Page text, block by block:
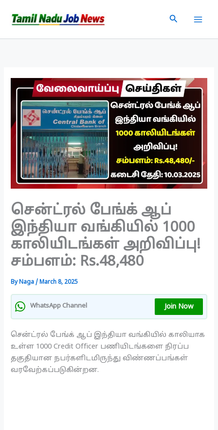
Search
சென்ட்ரல் பேங்க் ஆப்
இந்தியா வங்கியில் 1000
காலியிடங்கள் அறிவிப்பு!
சம்பளம்: Rs.48,480
ByNaga/March 8, 2025
WhatsApp Channel Join Now
சென்ட்ரல் பேங்க் ஆப் இந்தியா வங்கியில் காலியாக
உள்ள 1000 Credit Officer பணியிடங்களை நிரப்ப
தகுதியான நபர்களிடமிருந்து விண்ணப்பங்கள்
வரவேற்கப்படுகின்றன.